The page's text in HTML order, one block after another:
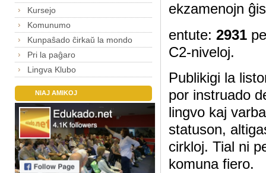
Kursejo
Komunumo
Kunpaŝado ĉirkaŭ la mondo
Pri la paĝaro
Lingva Klubo
NIAJ AMIKOJ
ekzamenojn
entute:2931
C2-niveloj.
Publikigi la
por instruado
lingvo kaj
statuson,
cirkloj. Tial ni
komuna fiero.